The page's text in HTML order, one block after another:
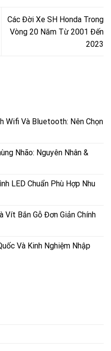
Các Đời Xe SH Honda Trong
Vòng 20 Năm Từ 2001 Đến
2023
Wifi Và Bluetooth: Nên Chọn
Nhão: Nguyên Nhân &
LED Chuẩn Phù Hợp Nhu
Vít Bắn Gỗ Đơn Giản Chính
Và Kinh Nghiệm Nhập